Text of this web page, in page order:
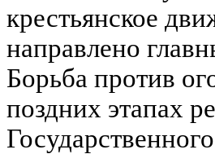
крестьянское
направлено
Борьба против
поздних этапах